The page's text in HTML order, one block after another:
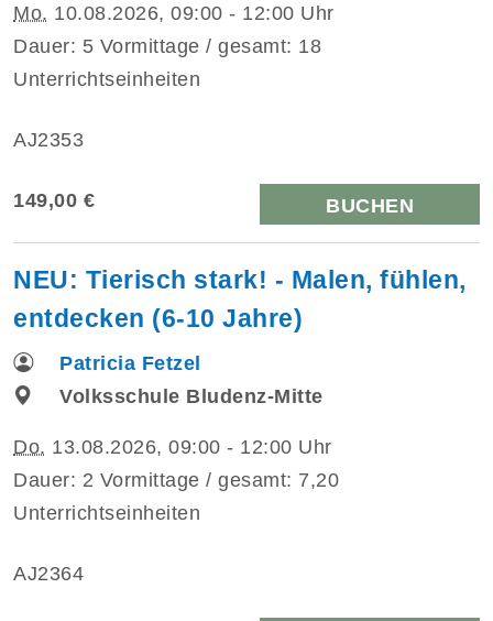
Mo. 10.08.2026, 09:00 - 12:00 Uhr
Dauer: 5 Vormittage / gesamt: 18
Unterrichtseinheiten
AJ2353
149,00 € BUCHEN
NEU: Tierisch stark! - Malen, fühlen,
entdecken (6-10 Jahre)
Patricia Fetzel
Volksschule Bludenz-Mitte
Do. 13.08.2026, 09:00 - 12:00 Uhr
Dauer: 2 Vormittage / gesamt: 7,20
Unterrichtseinheiten
AJ2364